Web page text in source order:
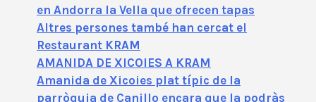
en Andorra la Vella que ofrecen tapas
Altres persones també han cercat el
Restaurant KRAM
AMANIDA DE XICOIES A KRAM
Amanida de Xicoies plat típic de la
parròquia de Canillo encara que la podràs